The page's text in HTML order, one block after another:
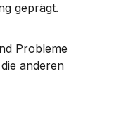
geprägt.
Probleme
anderen